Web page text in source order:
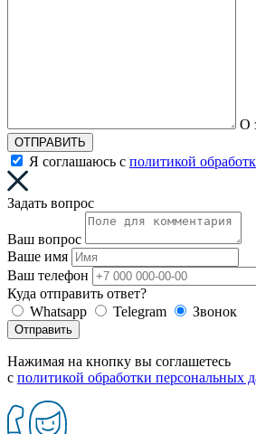
О
ОТПРАВИТЬ
Я соглашаюсь с политикой
Задать вопрос
Ваш вопрос
Ваше имя
Ваш телефон
Куда отправить ответ?
Whatsapp
Telegram Звонок
Отправить
Нажимая на кнопку вы соглашетесь
с политикой обработки персональных